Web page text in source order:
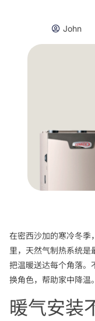
John
在密西沙加的寒冷冬季
里，天然气制热系统
把温暖送达每个角落。
换角色，帮助家中降温。
暖气安装